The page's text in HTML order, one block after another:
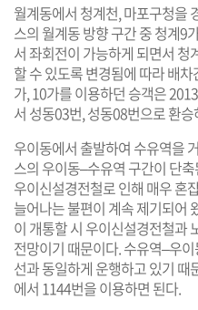
월계동에서 청계천, 마포구청을
스의 월계동 방향 구간 중 청계9
서 좌회전이 가능하게 되면서
할 수 있도록 변경됨에 따라 배
가, 10가를 이용하던 승객은
서 성동03번, 성동08번으로 환승
우이동에서 출발하여 수유역을
스의 우이동–수유역 구간이 단
우이신설경전철로 인해 매우 혼
늘어나는 불편이 계속 제기되어
이 개통할 시 우이신설경전철과
전망이기 때문이다. 수유역–우
선과 동일하게 운행하고 있기 때
에서 1144번을 이용하면 된다.